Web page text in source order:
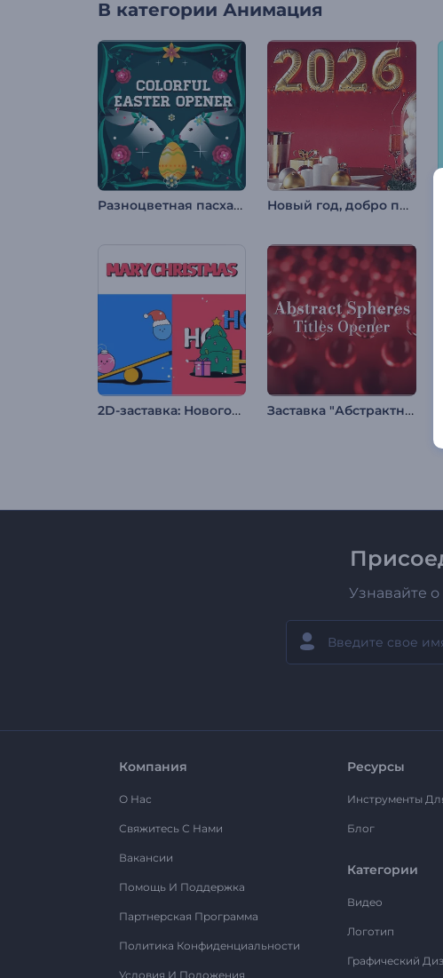
В категории Анимация
Разноцветная пасхальная заставка Новый год, добро пожаловать
2D-заставка: Новогоднее настроение Заставка "Абстрактные Шары"
Узнавайте
Компания
О Нас
Свяжитесь С Нами
Вакансии
Помощь И Поддержка
Партнерская Программа
Политика Конфиденциальности
Условия И Положения
Ресурсы
Инструменты
Блог
Категории
Видео
Логотип
Графический